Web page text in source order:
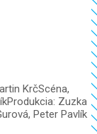
KrčScéna,
Zuzka
Peter Pavlík